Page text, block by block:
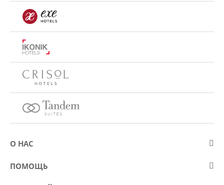
О НАС
О компании Eurostars Hotel Company
ПОМОЩЬ